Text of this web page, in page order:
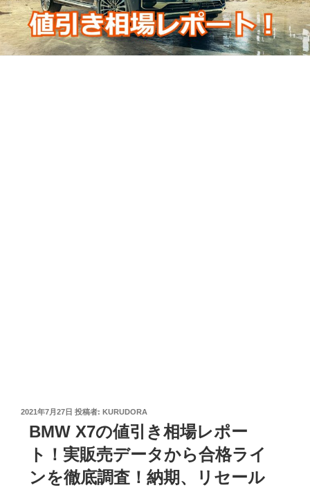
投
日:
2021年7月27日 投稿者: KURUDORA
BMW X7の値引き相場レポー
ト！実販売データから合格ライ
ンを徹底調査！納期、リセール